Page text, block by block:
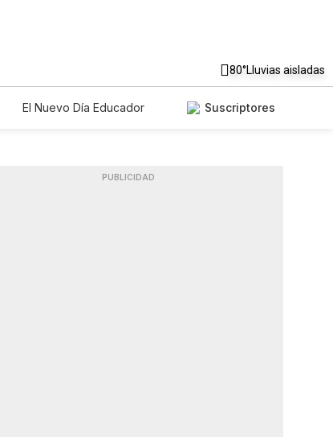
80°Lluvias aisladas
El Nuevo Día Educador
Suscriptores
PUBLICIDAD